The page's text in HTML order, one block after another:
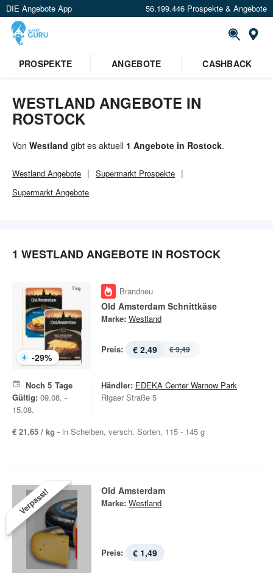
DIE Angebote App 56.199.446 Prospekte & Angebote
PROSPEKTE ANGEBOTE CASHBACK
WESTLAND ANGEBOTE IN
ROSTOCK
Von Westland gibt es aktuell 1 Angebote in Rostock.
Westland Angebote Supermarkt Prospekte
Supermarkt Angebote
1 WESTLAND ANGEBOTE IN ROSTOCK
-29%
Brandneu
Old Amsterdam Schnittkäse
Marke: Westland
Preis: € 2,49 € 3,49
Noch 5 Tage
Gültig: 09.08. -
15.08.
Händler: EDEKA Center Warnow Park
Rigaer Straße 5
€ 21,65 / kg - in Scheiben, versch. Sorten, 115 - 145 g
Verpasst! Old Amsterdam
Marke: Westland
Preis: € 1,49